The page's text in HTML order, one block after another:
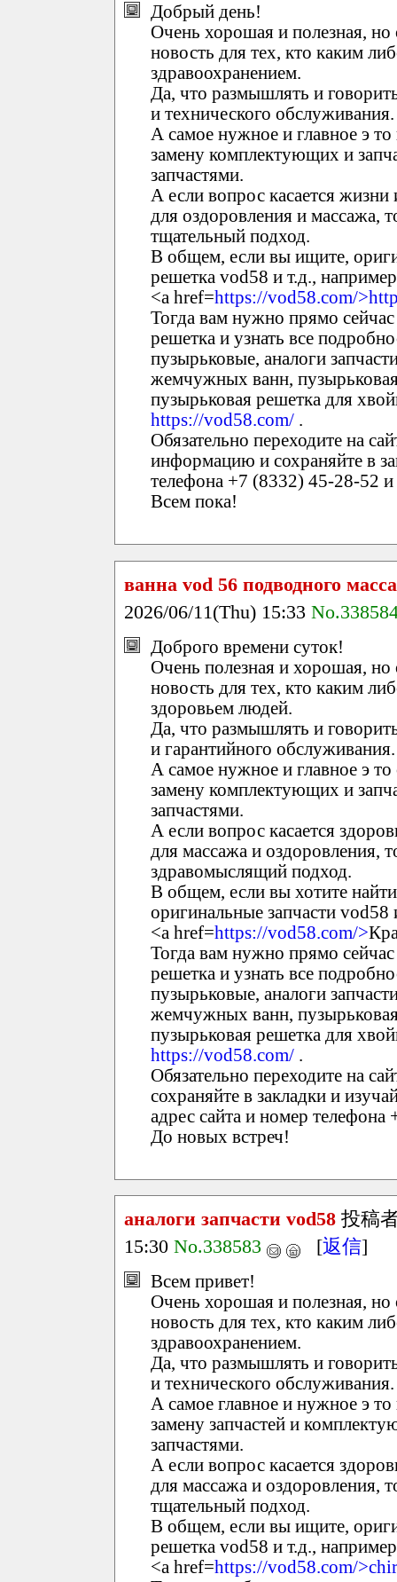
Добрый день!
Очень хорошая и полезная,
новость для тех, кто каким
здравоохранением.
Да, что размышлять и
и технического обслуживания.
А самое нужное и главное э
замену комплектующих и
запчастями.
А если вопрос касается
для оздоровления и массажа,
тщательный подход.
В общем, если вы ищите,
решетка vod58 и т.д.,
<a href=https://vod58.com/
Тогда вам нужно прямо
решетка и узнать все
пузырьковые, аналоги
жемчужных ванн,
пузырьковая решетка для
https://vod58.com/ .
Обязательно переходите на
информацию и сохраняйте в
телефона +7 (8332) 45-28-52 и
Всем пока!
ванна vod 56 подводного
2026/06/11(Thu) 15:33
Доброго времени суток!
Очень полезная и хорошая,
новость для тех, кто каким
здоровьем людей.
Да, что размышлять и
и гарантийного обслуживания.
А самое нужное и главное э
замену комплектующих и
запчастями.
А если вопрос касается
для массажа и оздоровления,
здравомыслящий подход.
В общем, если вы хотите
оригинальные запчасти vod58
<a href=https://vod58.com/>
Тогда вам нужно прямо
решетка и узнать все
пузырьковые, аналоги
жемчужных ванн,
пузырьковая решетка для
https://vod58.com/ .
Обязательно переходите на
сохраняйте в закладки и
адрес сайта и номер
До новых встреч!
аналоги запчасти vod58 投稿
15:30 No.338583 [返信]
Всем привет!
Очень хорошая и полезная,
новость для тех, кто каким
здравоохранением.
Да, что размышлять и
и технического обслуживания.
А самое главное и нужное э
замену запчастей и
запчастями.
А если вопрос касается
для массажа и оздоровления,
тщательный подход.
В общем, если вы ищите,
решетка vod58 и т.д.,
<a href=https://vod58.com/